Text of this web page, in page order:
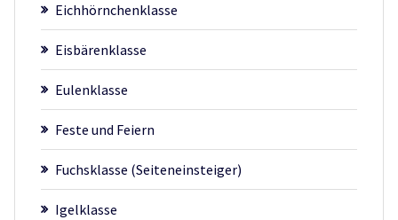
Eichhörnchenklasse
Eisbärenklasse
Eulenklasse
Feste und Feiern
Fuchsklasse (Seiteneinsteiger)
Igelklasse